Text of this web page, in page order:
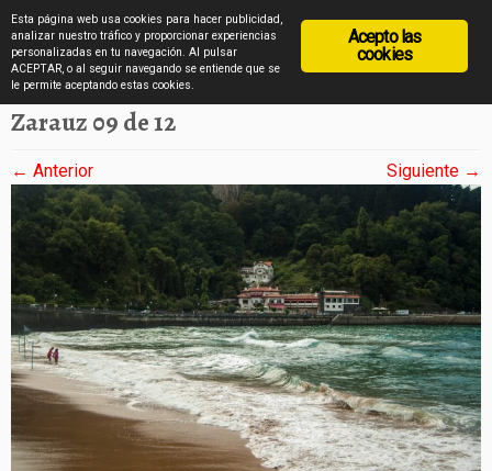
Saltar
al
diarioviajero.es
Inicio » Zarauz en imágenes »
Zarauz 09 de 12
← Anterior Siguiente →
Acepto las
cookies
Esta página web usa cookies para hacer publicidad,
analizar nuestro tráfico y proporcionar experiencias
personalizadas en tu navegación. Al pulsar
ACEPTAR, o al seguir navegando se entiende que se
le permite aceptando estas cookies.